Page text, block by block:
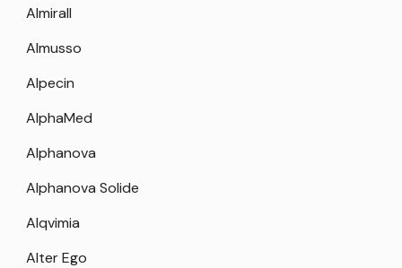
Almirall
Almusso
Alpecin
AlphaMed
Alphanova
Alphanova Solide
Alqvimia
Alter Ego